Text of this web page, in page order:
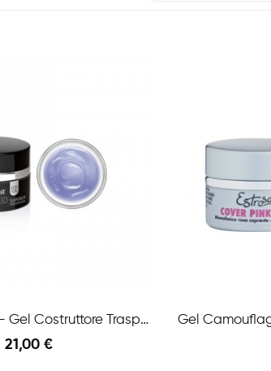
Gelly 3d Clear - Gel Costruttore Trasparente 15 Ml
21,00 €